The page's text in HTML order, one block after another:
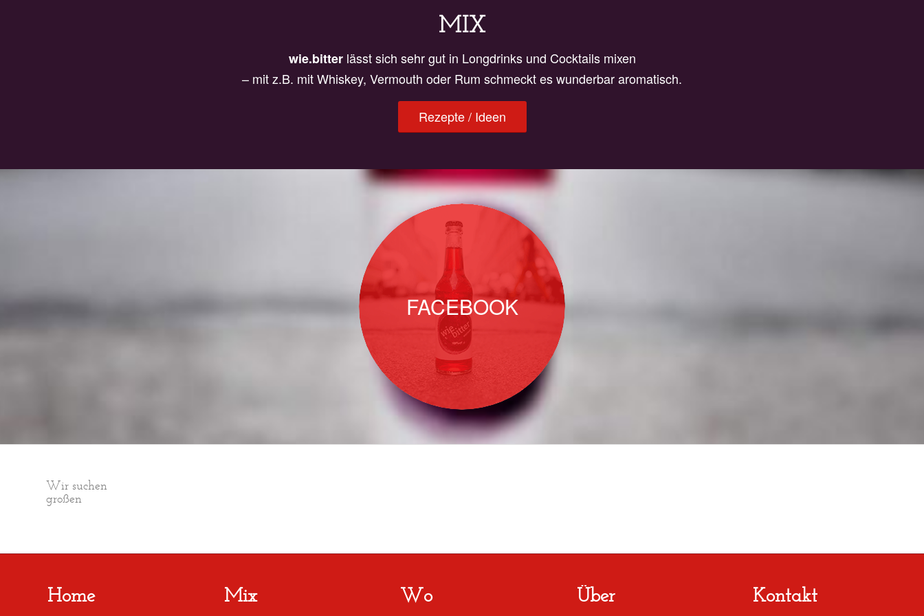
MIX
wie.bitterlässt sich sehr gut in Longdrinks und Cocktails mixen
– mit z.B. mit Whiskey, Vermouth oder Rum schmeckt es wunderbar aromatisch.
Rezepte / Ideen
FACEBOOK
Wir suchen
Intelligent
Home Mix Wo Über Kontakt